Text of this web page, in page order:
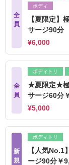
全
員
ボディ
【夏限定】
サージ90
¥6,000
全
員
ボディトリ
★夏限定★極
サージ60分
¥5,000
新
規
ボディトリ
【人気No.1
ージ90分￥